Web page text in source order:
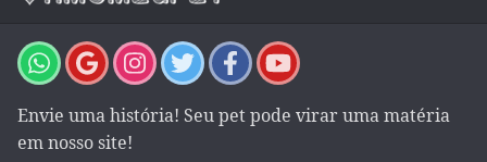
Envie uma história! Seu pet pode virar uma matéria
em nosso site!